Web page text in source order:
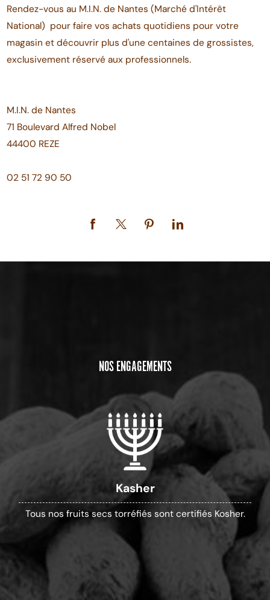
Rendez-vous au M.I.N. de Nantes (Marché d'Intérêt
National) pour faire vos achats quotidiens pour votre
magasin et découvrir plus d'une centaines de grossistes,
exclusivement réservé aux professionnels.
M.I.N. de Nantes
71 Boulevard Alfred Nobel
44400 REZE
02 51 72 90 50
NOS ENGAGEMENTS
Kasher
Tous nos fruits secs torréfiés sont certifiés Kosher.